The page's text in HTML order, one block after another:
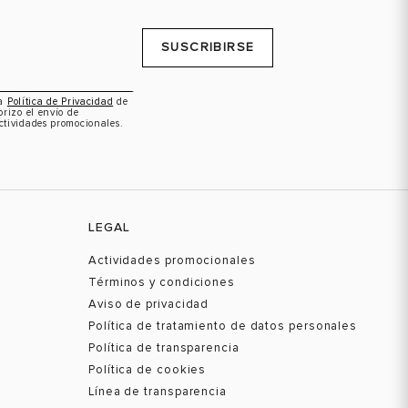
Política de Privacidad de
el envío de
promocionales.
SUSCRIBIRSE
LEGAL
Actividades promocionales
Términos y condiciones
Aviso de privacidad
Política de tratamiento de datos personales
Política de transparencia
Política de cookies
Línea de transparencia